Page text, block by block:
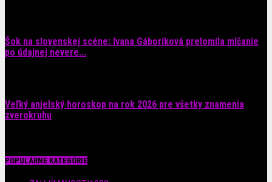
Šok na slovenskej scéne: Ivana Gáboríková prelomila mlčanie
po údajnej nevere...
Veľký anjelský horoskop na rok 2026 pre všetky znamenia
zverokruhu
POPULÁRNE KATEGÓRIE